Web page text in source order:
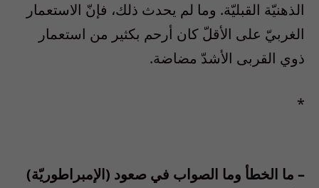
الذهنيّة القبليّة. وما لم يحدث ذلك، فإنّ الاستعمار
الغربيّ على الأقلّ كان أرحم بكثير من استعمار
ذوي القربى الأشدّ مضاضة.
*
– ما الخطأ وما الصواب في صعود (الإمبراطوريّة)